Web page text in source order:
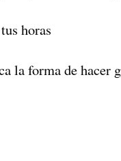
horas
la forma de hacer